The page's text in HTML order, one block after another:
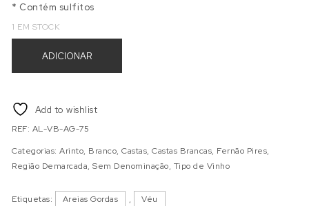
* Contém sulfitos
1 EM STOCK
ADICIONAR
Add to wishlist
REF: AL-VB-AG-75
Categorias:Arinto, Branco,Castas,Castas Brancas, Fernão Pires,
Região Demarcada,Sem Denominação, Tipo de Vinho
Etiquetas: Areias Gordas , Véu